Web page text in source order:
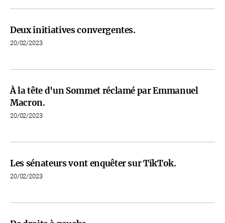
Deux initiatives convergentes.
20/02/2023
À la tête d'un Sommet réclamé par Emmanuel
Macron.
20/02/2023
Les sénateurs vont enquêter sur TikTok.
20/02/2023